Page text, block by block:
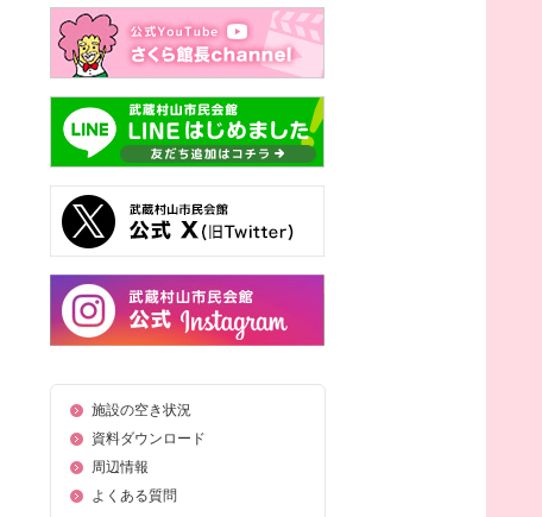
施設の空き状況
資料ダウンロード
周辺情報
よくある質問